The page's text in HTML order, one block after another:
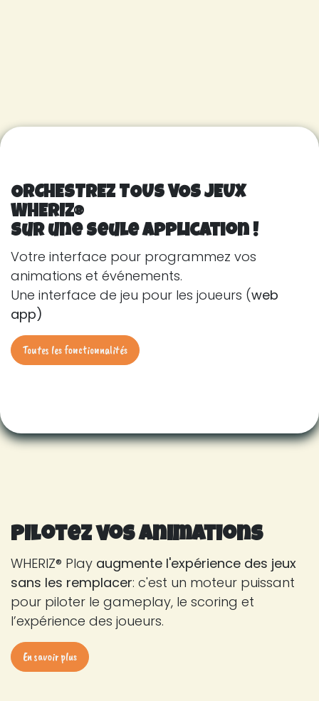
ORCHESTREZ TOUS VOS JEUX
WHERIZ®
sur une seule application !
Votre interface pour programmez vos
animations et événements.
Une interface de jeu pour les joueurs (web
app)
Toutes les fonctionnalités
Pilotez vos animations
WHERIZ® Play augmente l'expérience des jeux
sans les remplacer: c'est un moteur puissant
pour piloter le gameplay, le scoring et
l’expérience des joueurs.
En savoir plus